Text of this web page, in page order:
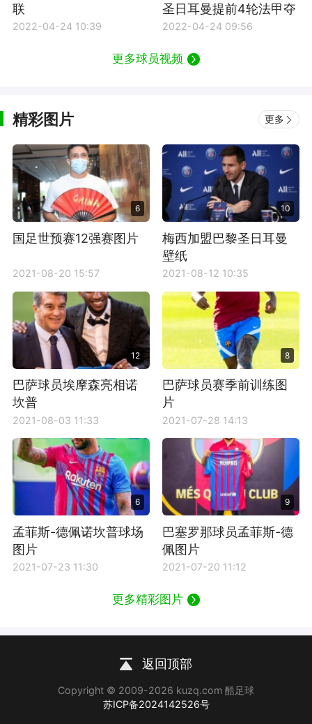
联
2022-04-24 10:39
圣日耳曼提前4轮法甲夺
冠
2022-04-24 09:56
更多球员视频
精彩图片 更多
6
国足世预赛12强赛图片
2021-08-20 15:57
10
梅西加盟巴黎圣日耳曼
壁纸
2021-08-12 10:35
12
巴萨球员埃摩森亮相诺
坎普
2021-08-03 11:33
8
巴萨球员赛季前训练图
片
2021-07-28 14:13
6
孟菲斯-德佩诺坎普球场
图片
2021-07-23 11:30
9
巴塞罗那球员孟菲斯-德
佩图片
2021-07-20 11:12
更多精彩图片
返回顶部
Copyright © 2009-2026 kuzq.com 酷足球
苏ICP备2024142526号